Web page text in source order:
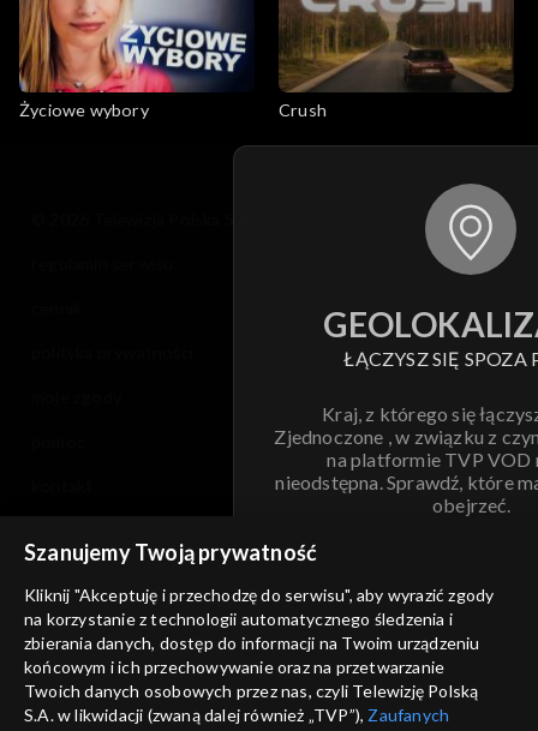
Życiowe wybory Crush
ŁĄCZYSZ SIĘ SPOZA
Kraj, z którego się
Zjednoczone , w związku z
na platformie TVP VOD
nieodstępna. Sprawdź, które
obejrzeć.
ANULUJ
informacje o dostawcy usług
Szanujemy Twoją prywatność
Kliknij "Akceptuję i przechodzę do serwisu", aby wyrazić zgody
na korzystanie z technologii automatycznego śledzenia i
zbierania danych, dostęp do informacji na Twoim urządzeniu
końcowym i ich przechowywanie oraz na przetwarzanie
Twoich danych osobowych przez nas, czyli Telewizję Polską
S.A. w likwidacji (zwaną dalej również „TVP”), Zaufanych